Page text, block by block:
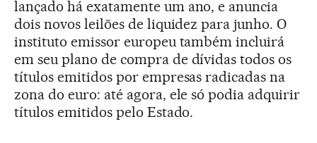
lançado há exatamente um ano, e anuncia
dois novos leilões de liquidez para junho. O
instituto emissor europeu também incluirá
em seu plano de compra de dívidas todos os
títulos emitidos por empresas radicadas na
zona do euro: até agora, ele só podia adquirir
títulos emitidos pelo Estado.